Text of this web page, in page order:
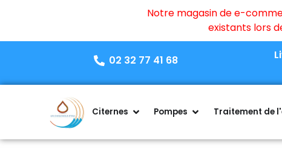
Notre magasin de e-
existants lors
02 32 77 41 68
Citernes Pompes Traitement de